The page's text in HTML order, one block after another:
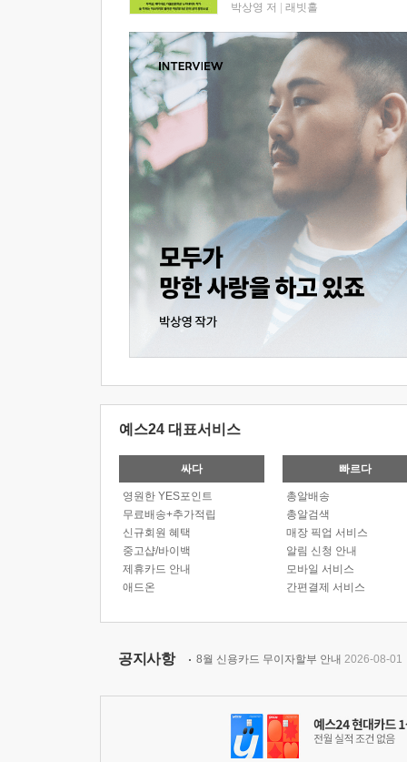
박상영 저 래빗홀
예스24 대표서비스
싸다
영원한 YES포인트
무료배송+추가적립
신규회원 혜택
중고샵/바이백
제휴카드 안내
애드온
빠르다
총알배송
총알검색
매장 픽업 서비스
알림 신청 안내
모바일 서비스
간편결제 서비스
공지사항 8월 신용카드 무이자할부 안내 2026-08-01